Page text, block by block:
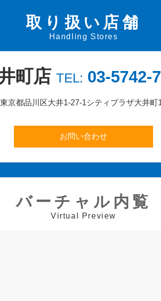
取り扱い店舗
Handling Stores
町店 TEL: 03-5742-
東京都品川区大井1-27-1シティプラザ大井町
バーチャル内覧
Virtual Preview